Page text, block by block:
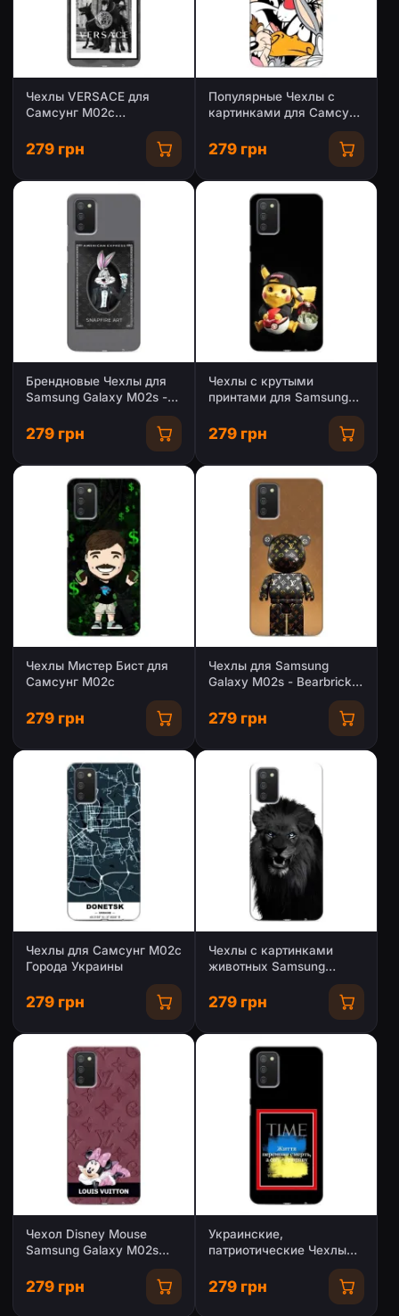
Чехлы VERSACE для
Самсунг М02с
279 грн
Популярные Чехлы с
картинками для Самсунг
279 грн
Брендновые Чехлы для
Samsung Galaxy M02s -
279 грн
Чехлы с крутыми
принтами для Samsung
(PREMIUMPrint)
279 грн
Чехлы Мистер Бист для
Самсунг М02с
279 грн
Чехлы для Samsung
Galaxy M02s - Bearbrick
(PREMIUMPrint)
279 грн
Чехлы для Самсунг М02с
Города Украины
279 грн
Чехлы с картинками
животных Samsung
279 грн
Чехол Disney Mouse
Samsung Galaxy M02s
279 грн
Украинские,
патриотические Чехлы
279 грн